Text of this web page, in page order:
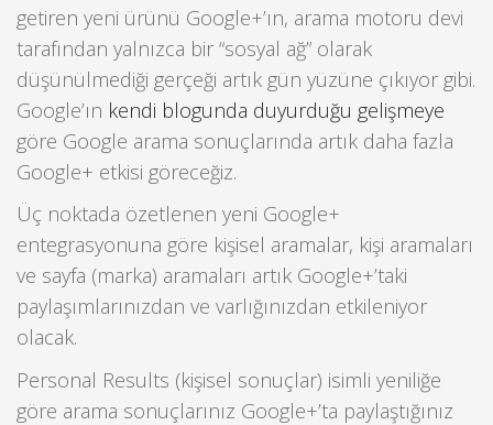
getiren yeni ürünü Google+’ın, arama motoru devi
tarafından yalnızca bir “sosyal ağ” olarak
düşünülmediği gerçeği artık gün yüzüne çıkıyor gibi.
Google’ın kendi blogunda duyurduğu gelişmeye
göre Google arama sonuçlarında artık daha fazla
Google+ etkisi göreceğiz.
Üç noktada özetlenen yeni Google+
entegrasyonuna göre kişisel aramalar, kişi aramaları
ve sayfa (marka) aramaları artık Google+’taki
paylaşımlarınızdan ve varlığınızdan etkileniyor
olacak.
Personal Results (kişisel sonuçlar) isimli yeniliğe
göre arama sonuçlarınız Google+’ta paylaştığınız